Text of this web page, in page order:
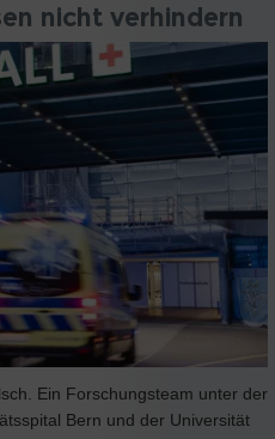
nicht verhindern
Ein Forschungsteam unter der
Bern und der Universität